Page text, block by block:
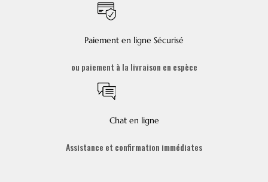
Paiement en ligne Sécurisé
ou paiement à la livraison en espèce
Chat en ligne
Assistance et confirmation immédiates